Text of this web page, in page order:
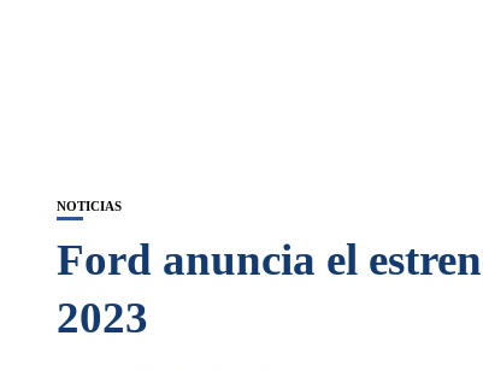
NOTICIAS
Ford anuncia el
2023